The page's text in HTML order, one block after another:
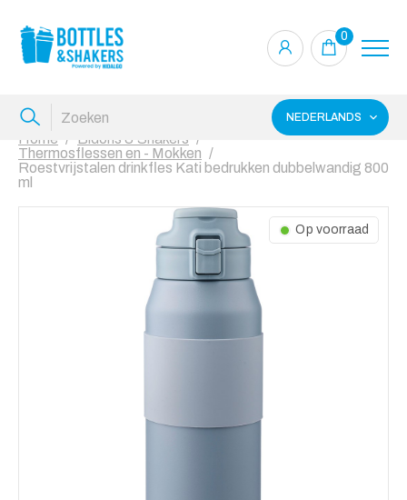
0
NEDERLANDS
Home
Bidons & Shakers
Thermosflessen en - Mokken
Roestvrijstalen drinkfles Kati bedrukken dubbelwandig 800
ml
Op voorraad